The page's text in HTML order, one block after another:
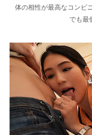
体の相性が最高なコンビ
でも最